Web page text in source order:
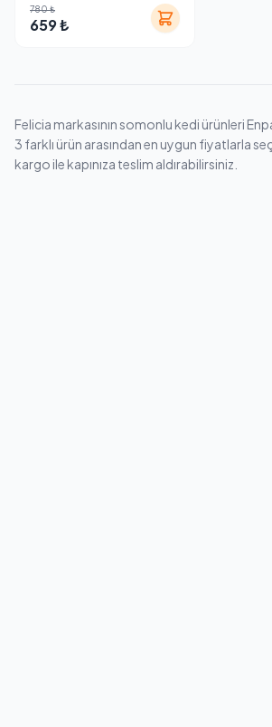
Kısırlaştırılmış Kedi
Maması 2 kg
780 ₺
659 ₺
Felicia markasının somonlu kedi ürünleri
3 farklı ürün arasından en uygun fiyatlarla
kargo ile kapınıza teslim aldırabilirsiniz.